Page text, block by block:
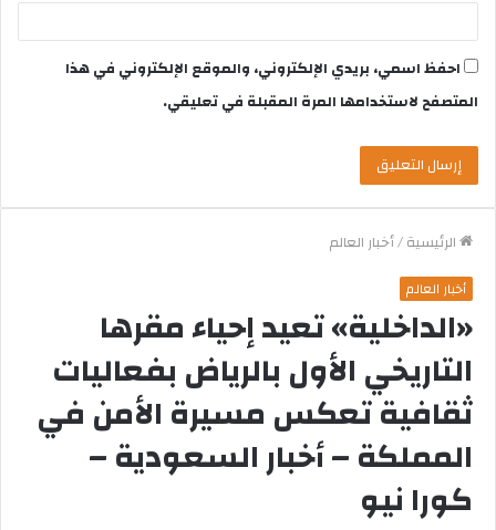
احفظ اسمي، بريدي الإلكتروني، والموقع الإلكتروني في هذا
المتصفح لاستخدامها المرة المقبلة في تعليقي.
الرئيسية/أخبار العالم
أخبار العالم
«الداخلية» تعيد إحياء مقرها
التاريخي الأول بالرياض بفعاليات
ثقافية تعكس مسيرة الأمن في
المملكة – أخبار السعودية –
كورا نيو